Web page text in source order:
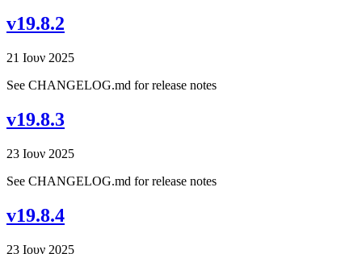
v19.8.2
21 Ιουν 2025
See CHANGELOG.md for release notes
v19.8.3
23 Ιουν 2025
See CHANGELOG.md for release notes
v19.8.4
23 Ιουν 2025